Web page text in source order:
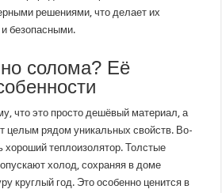
решениями, что делает их
безопасными.
солома? Её
что это просто дешёвый материал, а
целым рядом уникальных свойств. Во-
теплоизолятор. Толстые
холод, сохраняя в доме
круглый год. Это особенно ценится в